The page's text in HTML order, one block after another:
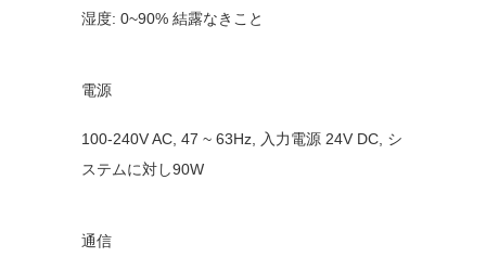
湿度: 0~90% 結露なきこと
電源
100-240V AC, 47 ~ 63Hz, 入力電源 24V DC, シ
ステムに対し90W
通信